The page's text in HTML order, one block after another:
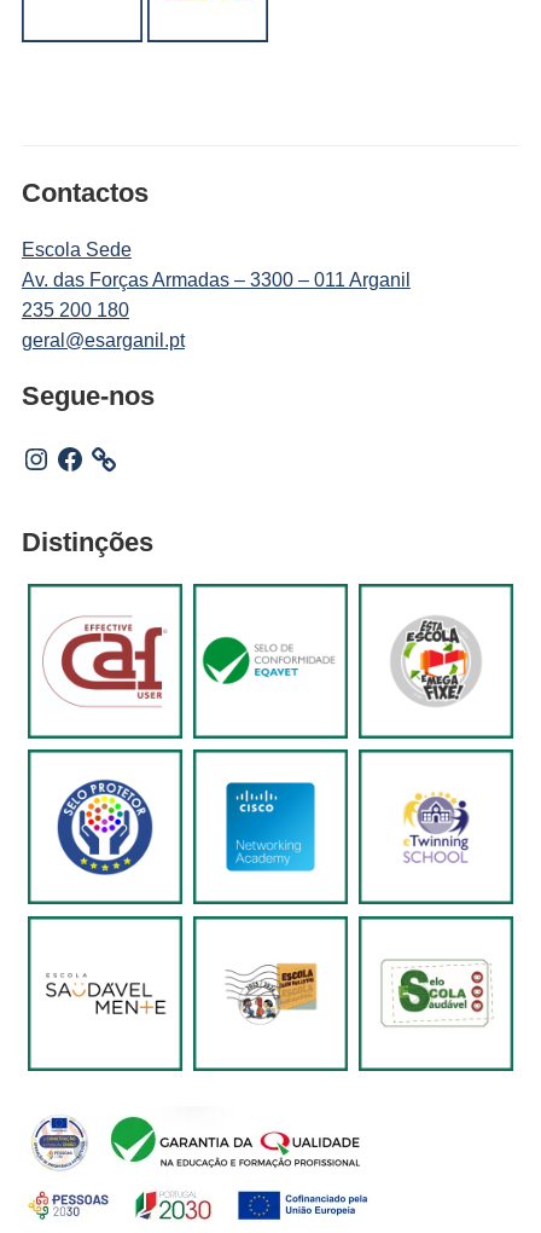
Contactos
Escola Sede
Av. das Forças Armadas – 3300 – 011 Arganil
235 200 180
geral@esarganil.pt
Segue-nos
Instagram
Facebook
Distinções